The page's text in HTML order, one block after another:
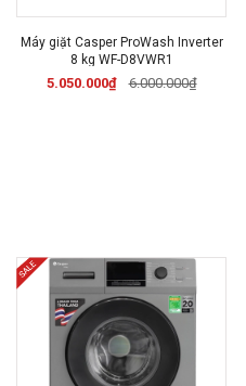
Máy giặt Casper ProWash Inverter
8 kg WF-D8VWR1
5.050.000₫ 6.000.000₫